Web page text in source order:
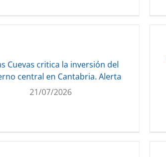
Cuevas critica la inversión del
central en Cantabria. Alerta
21/07/2026